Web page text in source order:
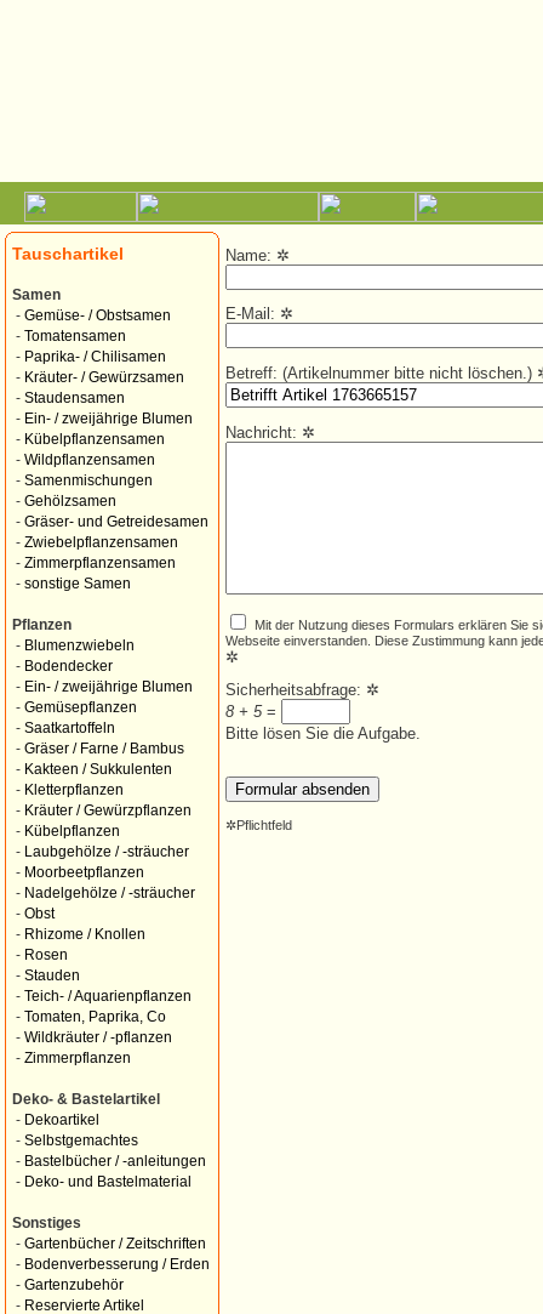
Tauschartikel
Samen
- Gemüse- / Obstsamen
- Tomatensamen
- Paprika- / Chilisamen
- Kräuter- / Gewürzsamen
- Staudensamen
- Ein- / zweijährige Blumen
- Kübelpflanzensamen
- Wildpflanzensamen
- Samenmischungen
- Gehölzsamen
- Gräser- und Getreidesamen
- Zwiebelpflanzensamen
- Zimmerpflanzensamen
- sonstige Samen
Pflanzen
- Blumenzwiebeln
- Bodendecker
- Ein- / zweijährige Blumen
- Gemüsepflanzen
- Saatkartoffeln
- Gräser / Farne / Bambus
- Kakteen / Sukkulenten
- Kletterpflanzen
- Kräuter / Gewürzpflanzen
- Kübelpflanzen
-
Laubgehölze / -sträucher
- Moorbeetpflanzen
- Nadelgehölze / -sträucher
- Obst
- Rhizome / Knollen
- Rosen
- Stauden
- Teich- / Aquarienpflanzen
- Tomaten, Paprika, Co
- Wildkräuter / -pflanzen
- Zimmerpflanzen
Deko- & Bastelartikel
- Dekoartikel
- Selbstgemachtes
- Bastelbücher / -anleitungen
- Deko- und Bastelmaterial
Sonstiges
- Gartenbücher / Zeitschriften
- Bodenverbesserung / Erden
- Gartenzubehör
- Reservierte Artikel
Name: ✲
E-Mail: ✲
Betreff: (Artikelnummer bitte nicht löschen.)
Nachricht: ✲
Mit der Nutzung dieses Formulars erklären Sie
Webseite einverstanden. Diese Zustimmung kann
✲
Sicherheitsabfrage: ✲
8 + 5=
Bitte lösen Sie die Aufgabe.
✲Pflichtfeld